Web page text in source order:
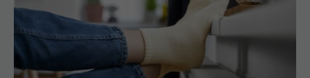
Adevărul murdar despre ce se ascunde în